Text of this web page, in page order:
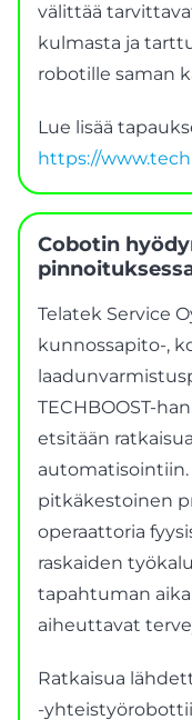
välittää
kulmasta ja
robotille saman
Lue lisää
https://
Cobotin
Telatek Service
kunnossapito-,
TECHBOOST-
etsitään
pitkäkestoinen
operaattoria
raskaiden
tapahtuman
aiheuttavat
Ratkaisua
-